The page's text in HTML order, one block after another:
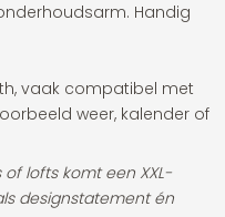
Handig
vaak compatibel met
weer, kalender of
lofts komt een XXL-
designstatement én